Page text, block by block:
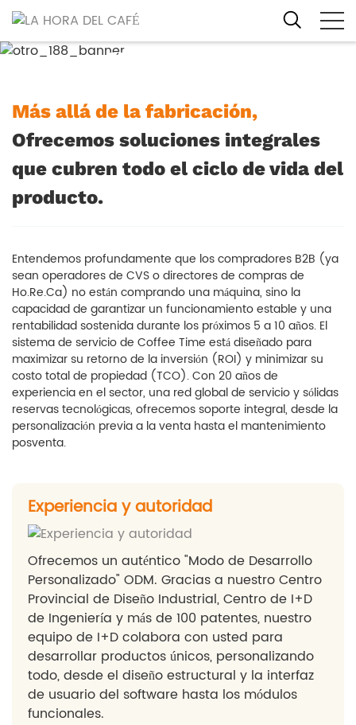
Proteja sus operaciones globales y
su rentabilidad
Más allá de la fabricación,
Ofrecemos soluciones integrales
que cubren todo el ciclo de vida del
producto.
Entendemos profundamente que los compradores B2B (ya
sean operadores de CVS o directores de compras de
Ho.Re.Ca) no están comprando una máquina, sino la
capacidad de garantizar un funcionamiento estable y una
rentabilidad sostenida durante los próximos 5 a 10 años. El
sistema de servicio de Coffee Time está diseñado para
maximizar su retorno de la inversión (ROI) y minimizar su
costo total de propiedad (TCO). Con 20 años de
experiencia en el sector, una red global de servicio y sólidas
reservas tecnológicas, ofrecemos soporte integral, desde la
personalización previa a la venta hasta el mantenimiento
posventa.
Experiencia y autoridad
Ofrecemos un auténtico "Modo de Desarrollo
Personalizado" ODM. Gracias a nuestro Centro
Provincial de Diseño Industrial, Centro de I+D
de Ingeniería y más de 100 patentes, nuestro
equipo de I+D colabora con usted para
desarrollar productos únicos, personalizando
todo, desde el diseño estructural y la interfaz
de usuario del software hasta los módulos
funcionales.